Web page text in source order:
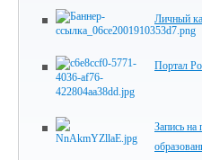
Личный
Портал
Запись на